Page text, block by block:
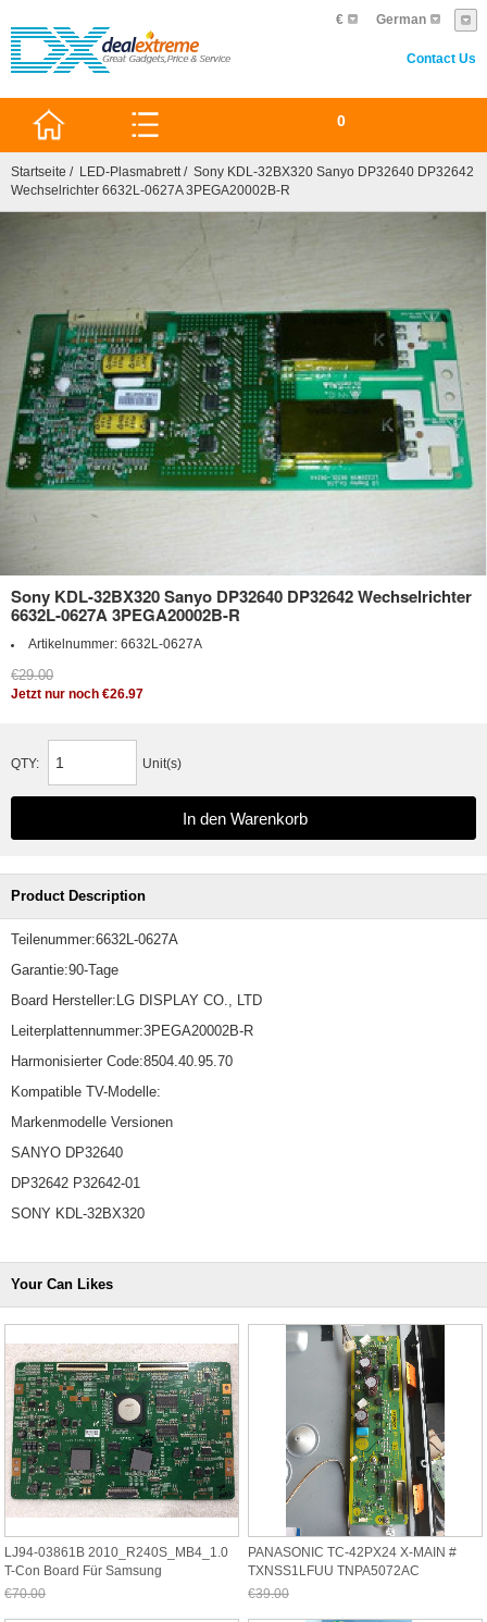
German
€
Contact Us
0
Startseite / LED-Plasmabrett/ Sony KDL-32BX320 Sanyo DP32640 DP32642
Wechselrichter 6632L-0627A 3PEGA20002B-R
Sony KDL-32BX320 Sanyo DP32640 DP32642 Wechselrichter
6632L-0627A 3PEGA20002B-R
Artikelnummer: 6632L-0627A
€29.00
Jetzt nur noch €26.97
QTY: Unit(s)
Product Description
Teilenummer:6632L-0627A
Garantie:90-Tage
Board Hersteller:LG DISPLAY CO., LTD
Leiterplattennummer:3PEGA20002B-R
Harmonisierter Code:8504.40.95.70
Kompatible TV-Modelle:
Markenmodelle Versionen
SANYO DP32640
DP32642 P32642-01
SONY KDL-32BX320
Your Can Likes
LJ94-03861B 2010_R240S_MB4_1.0
T-Con Board Für Samsung
UN55C7000WFXZA
€70.00
PANASONIC TC-42PX24 X-MAIN #
TXNSS1LFUU TNPA5072AC
ARBEITET MIT TNPA5072A
€39.00